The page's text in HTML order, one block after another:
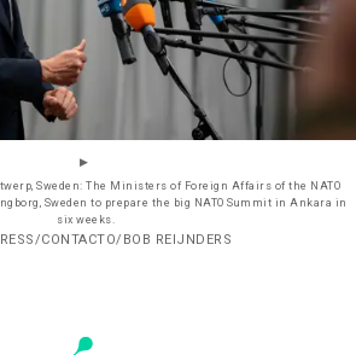
Sweden: The Ministers of Foreign Affairs of the NATO
Sweden to prepare the big NATO Summit in Ankara in
six weeks.
CONTACTO/BOB REIJNDERS